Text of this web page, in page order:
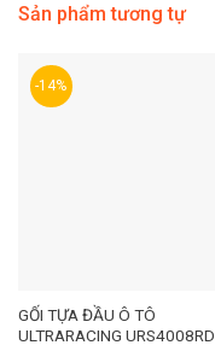
Sản phẩm tương tự
-14%
GỐI TỰA ĐẦU Ô TÔ
ULTRARACING URS4008RD